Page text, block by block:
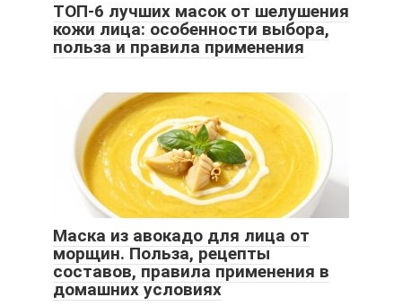
ТОП-6 лучших масок от шелушения
кожи лица: особенности выбора,
польза и правила применения
Маска из авокадо для лица от
морщин. Польза, рецепты
составов, правила применения в
домашних условиях